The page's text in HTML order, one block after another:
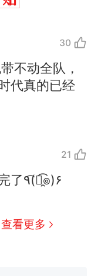
30
不动全队，
代真的已经
21
心动就是：完了完了完了٩(͡๏̯͡๏)۶
查看更多
菜刀的女孩，
回家”改写了
元，搬到楼下
上楼！女子傻
理教师，笔
？教育局：
调查组全面
传话劝弃考